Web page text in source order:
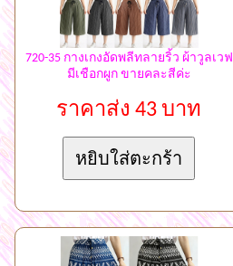
720-35 กางเกงอัดพลีทลายริ้ว ผ้าวูลเวฟ
มีเชือกผูก ขายคละสีค่ะ
ราคาส่ง 43 บาท